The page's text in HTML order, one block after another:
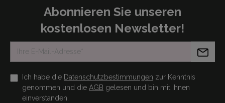
Abonnieren Sie unseren
kostenlosen Newsletter!
Ich habe die Datenschutzbestimmungen zur Kenntnis
genommen und die AGB gelesen und bin mit ihnen
einverstanden.